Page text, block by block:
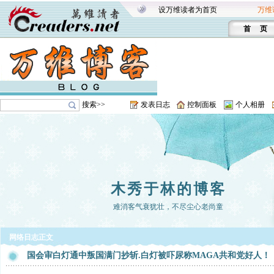
设万维读者为首页 万维
首 页
搜索>> 发表日志 控制面板 个人相册
木秀于林的博客
难消客气衰犹壮，不尽尘心老尚童
网络日志正文
国会审白灯通中叛国满门抄斩.白灯被吓尿称MAGA共和党好人！